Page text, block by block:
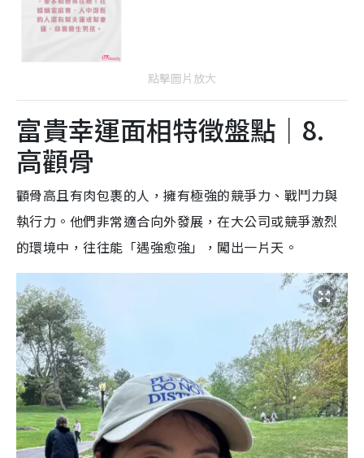
點擊圖片放大
富貴幸運面相特徵盤點｜8.
高顴骨
顴骨高且有肉包裹的人，擁有極強的競爭力、戰鬥力與
執行力。他們非常適合向外發展，在大公司或競爭激烈
的環境中，往往能「遇強愈強」，闖出一片天。